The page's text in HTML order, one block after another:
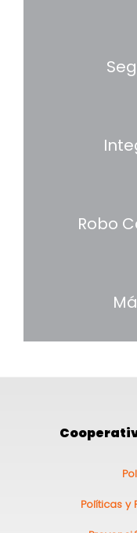
Robo
Políticas y